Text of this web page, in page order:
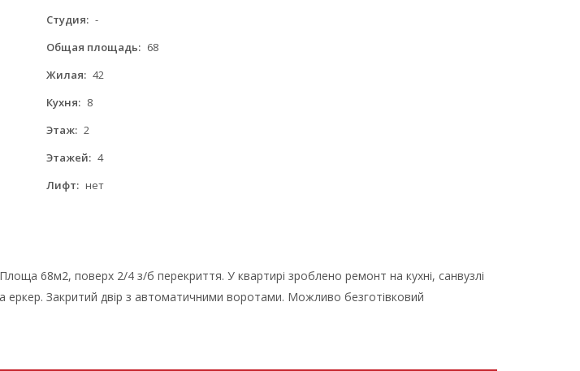
Студия: -
Общая площадь: 68
Жилая: 42
Кухня: 8
Этаж: 2
Этажей: 4
Лифт: нет
68м2, поверх 2/4 з/б перекриття. У квартирі зроблено ремонт на кухні, санвузлі
еркер. Закритий двір з автоматичними воротами. Можливо безготівковий